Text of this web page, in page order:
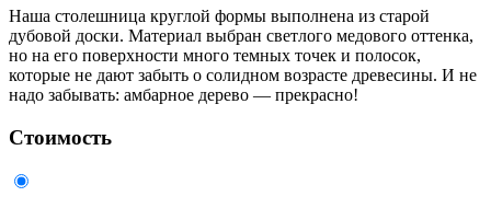
Наша столешница круглой формы выполнена из старой
дубовой доски. Материал выбран светлого медового оттенка,
но на его поверхности много темных точек и полосок,
которые не дают забыть о солидном возрасте древесины. И не
надо забывать: амбарное дерево — прекрасно!
Стоимость